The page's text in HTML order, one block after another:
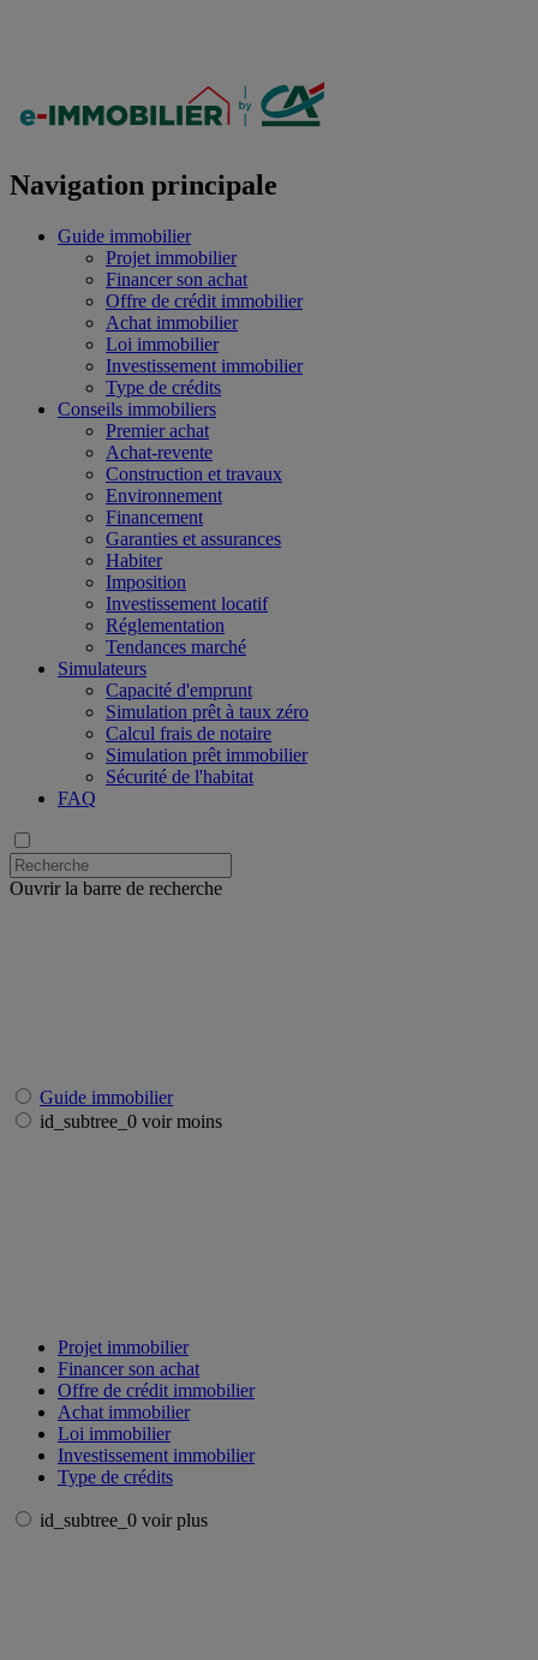
Navigation principale
Guide immobilier
Projet immobilier
Financer son achat
Offre de crédit immobilier
Achat immobilier
Loi immobilier
Investissement immobilier
Type de crédits
Conseils immobiliers
Premier achat
Achat-revente
Construction et travaux
Environnement
Financement
Garanties et assurances
Habiter
Imposition
Investissement locatif
Réglementation
Tendances marché
Simulateurs
Capacité d'emprunt
Simulation prêt à taux zéro
Calcul frais de notaire
Simulation prêt immobilier
Sécurité de l'habitat
FAQ
Ouvrir la barre de recherche
Guide immobilier
id_subtree_0 voir moins
Projet immobilier
Financer son achat
Offre de crédit immobilier
Achat immobilier
Loi immobilier
Investissement immobilier
Type de crédits
id_subtree_0 voir plus